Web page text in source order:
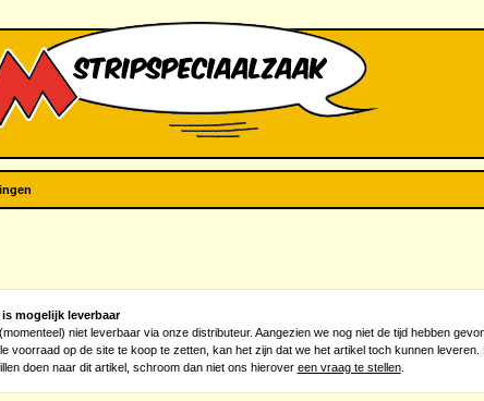
mogelijk leverbaar
niet leverbaar via onze distributeur. Aangezien we nog niet de tijd hebben
voorraad op de site te koop te zetten, kan het zijn dat we het artikel toch kunnen leveren.
doen naar dit artikel, schroom dan niet ons hierover een vraag te stellen.